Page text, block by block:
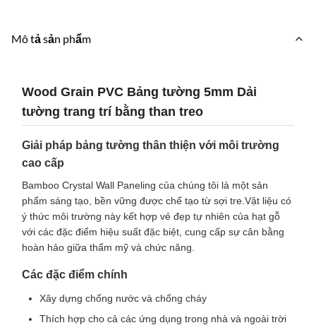
Mô tả sản phẩm
Wood Grain PVC Bảng tường 5mm Dải
tường trang trí bằng than treo
Giải pháp bảng tường thân thiện với môi trường
cao cấp
Bamboo Crystal Wall Paneling của chúng tôi là một sản
phẩm sáng tạo, bền vững được chế tạo từ sợi tre.Vật liệu có
ý thức môi trường này kết hợp vẻ đẹp tự nhiên của hạt gỗ
với các đặc điểm hiệu suất đặc biệt, cung cấp sự cân bằng
hoàn hảo giữa thẩm mỹ và chức năng.
Các đặc điểm chính
Xây dựng chống nước và chống cháy
Thích hợp cho cả các ứng dụng trong nhà và ngoài trời